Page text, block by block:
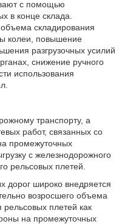
с помощью
в конце склада.
объема складирования
колеи, повышение
разгрузочных усилий
снижение ручного
использования
транспорту, а
работ, связанных со
промежуточных
с железнодорожного
рельсовых плетей.
дорог широко внедряется
возросшего объема
плетей как
на промежуточных